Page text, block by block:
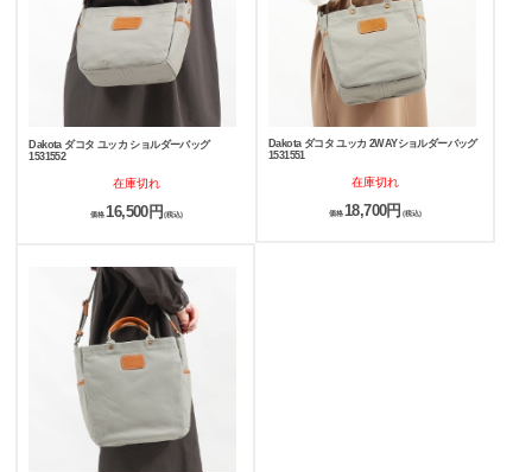
Dakota ダコタ ユッカ ショルダーバッグ
1531552
在庫切れ
価格 16,500円 (税込)
Dakota ダコタ ユッカ 2WAYショルダーバッグ
1531551
在庫切れ
価格18,700円 (税込)